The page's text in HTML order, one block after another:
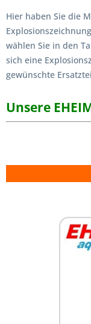
Hier haben Sie die
wählen Sie in den
sich eine
gewünschte
Unsere